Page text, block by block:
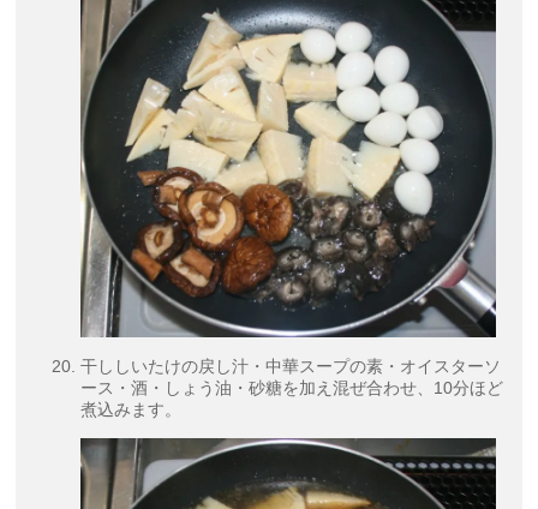
干ししいたけの戻し汁・中華スープの素・オイスターソ
ース・酒・しょう油・砂糖を加え混ぜ合わせ、10分ほど
煮込みます。